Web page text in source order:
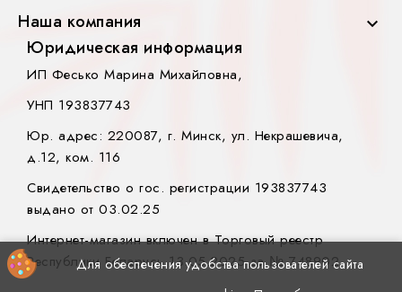
Наша компания 
Для обеспечения удобства пользователей сайта
Юридическая информация
ИП Фесько Марина Михайловна,
УНП 193837743
Юр. адрес: 220087, г. Минск, ул. Некрашевича,
д.12, ком. 116
Свидетельство о гос. регистрации 193837743
выдано от 03.02.25
Интернет-магазин включен в Торговый реестр
Республики Беларусь 13.05.2025 за № 748902.